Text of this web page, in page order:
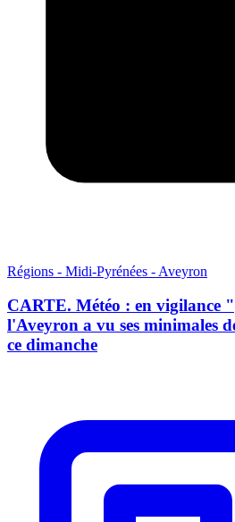
Régions - Midi-Pyrénées - Aveyron
CARTE. Météo : en vigilance
l'Aveyron a vu ses minimales
ce dimanche